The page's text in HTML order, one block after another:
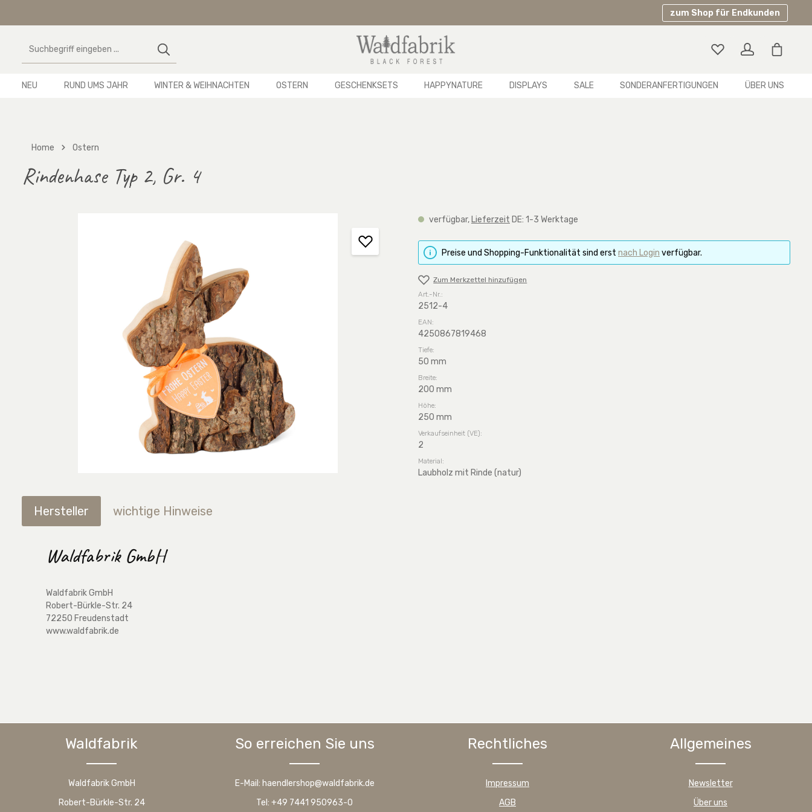
zum Shop für Endkunden
NEU RUND UMS JAHR WINTER & WEIHNACHTEN OSTERN GESCHENKSETS HAPPYNATURE DISPLAYS SALE SONDERANFERTIGUNGEN ÜBER UNS
Home Ostern
Rindenhase Typ 2, Gr. 4
verfügbar, Lieferzeit DE: 1-3 Werktage
Preise und Shopping-Funktionalität sind erst nach Login verfügbar.
Zum Merkzettel hinzufügen
Art.-Nr.:
2512-4
EAN:
4250867819468
Tiefe:
50 mm
Breite:
200 mm
Höhe:
250 mm
Verkaufseinheit (VE):
2
Material:
Laubholz mit Rinde (natur)
Hersteller wichtige Hinweise
Waldfabrik GmbH
Waldfabrik GmbH
Robert-Bürkle-Str. 24
72250 Freudenstadt
www.waldfabrik.de
Waldfabrik
Waldfabrik GmbH
Robert-Bürkle-Str. 24
So erreichen Sie uns
E-Mail: haendlershop@waldfabrik.de
Tel: +49 7441 950963-0
Rechtliches
Impressum
AGB
Allgemeines
Newsletter
Über uns